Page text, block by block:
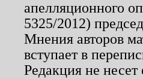
апелляционного
5325/2012)
Мнения авторов
вступает в
Редакция не